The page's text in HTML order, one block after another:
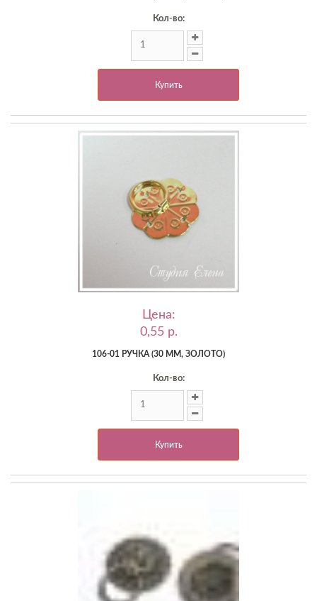
Кол-во:
Купить
Цена:
0,55 p.
106-01 РУЧКА (30 ММ, ЗОЛОТО)
Кол-во:
Купить